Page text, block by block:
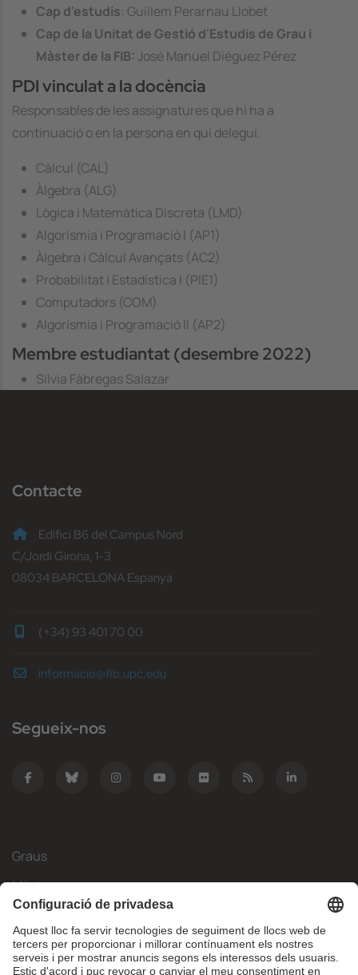
Cap d'estudis: Guillem Perarnau Llobet
Cap de la Unitat de Gestió d'Estudis de Grau i
Màster de la FIB:José Manuel Diéguez Pérez
PDI vinculat a la docència
Responsables de les assignatures que hi ha a
continuació o en la persona en qui delegui.
Càlcul (CAL)
Àlgebra (ALG)
Lògica i Matemàtica Discreta (LMD)
Algorísmia i Programació I (AP1)
Àlgebra i Càlcul Avançats (AC2)
Probabilitat i Estadística I (PIE1)
Computadors (COM)
Algorísmia i Programació II (AP2)
Membre estudiantat (desembre 2022)
Silvia Fàbregas Salazar
Contacte
Edifici B6 del Campus Nord
C/Jordi Girona, 1-3
08034 BARCELONA Espanya
(+34) 93 401 70 00
informacio@fib.upc.edu
Segueix-nos
Graus
Màsters
Mobilitat Internacional
Recerca